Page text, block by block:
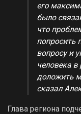
его
было
что
попросить
вопросу и
человека в
доложить
сказал
Глава региона